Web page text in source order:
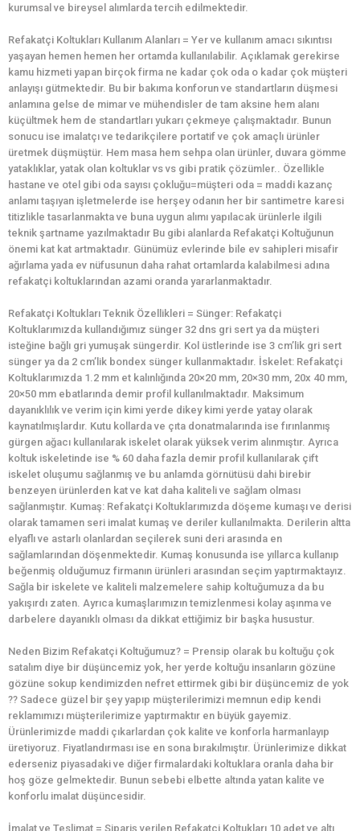
kurumsal ve bireysel alımlarda tercih edilmektedir.
Refakatçi Koltukları Kullanım Alanları = Yer ve kullanım amacı sıkıntısı
yaşayan hemen hemen her ortamda kullanılabilir. Açıklamak gerekirse
kamu hizmeti yapan birçok firma ne kadar çok oda o kadar çok müşteri
anlayışı gütmektedir. Bu bir bakıma konforun ve standartların düşmesi
anlamına gelse de mimar ve mühendisler de tam aksine hem alanı
küçültmek hem de standartları yukarı çekmeye çalışmaktadır. Bunun
sonucu ise imalatçı ve tedarikçilere portatif ve çok amaçlı ürünler
üretmek düşmüştür. Hem masa hem sehpa olan ürünler, duvara gömme
yataklıklar, yatak olan koltuklar vs vs gibi pratik çözümler.. Özellikle
hastane ve otel gibi oda sayısı çokluğu=müşteri oda = maddi kazanç
anlamı taşıyan işletmelerde ise herşey odanın her bir santimetre karesi
titizlikle tasarlanmakta ve buna uygun alımı yapılacak ürünlerle ilgili
teknik şartname yazılmaktadır Bu gibi alanlarda Refakatçi Koltuğunun
önemi kat kat artmaktadır. Günümüz evlerinde bile ev sahipleri misafir
ağırlama yada ev nüfusunun daha rahat ortamlarda kalabilmesi adına
refakatçi koltuklarından azami oranda yararlanmaktadır.
Refakatçi Koltukları Teknik Özellikleri = Sünger: Refakatçi
Koltuklarımızda kullandığımız sünger 32 dns gri sert ya da müşteri
isteğine bağlı gri yumuşak süngerdir. Kol üstlerinde ise 3 cm’lik gri sert
sünger ya da 2 cm’lik bondex sünger kullanmaktadır. İskelet: Refakatçi
Koltuklarımızda 1.2 mm et kalınlığında 20×20 mm, 20×30 mm, 20x 40 mm,
20×50 mm ebatlarında demir profil kullanılmaktadır. Maksimum
dayanıklılık ve verim için kimi yerde dikey kimi yerde yatay olarak
kaynatılmışlardır. Kutu kollarda ve çıta donatmalarında ise fırınlanmış
gürgen ağacı kullanılarak iskelet olarak yüksek verim alınmıştır. Ayrıca
koltuk iskeletinde ise % 60 daha fazla demir profil kullanılarak çift
iskelet oluşumu sağlanmış ve bu anlamda görnütüsü dahi birebir
benzeyen ürünlerden kat ve kat daha kaliteli ve sağlam olması
sağlanmıştır. Kumaş: Refakatçi Koltuklarımızda döşeme kumaşı ve derisi
olarak tamamen seri imalat kumaş ve deriler kullanılmakta. Derilerin altta
elyaflı ve astarlı olanlardan seçilerek suni deri arasında en
sağlamlarından döşenmektedir. Kumaş konusunda ise yıllarca kullanıp
beğenmiş olduğumuz firmanın ürünleri arasından seçim yaptırmaktayız.
Sağla bir iskelete ve kaliteli malzemelere sahip koltuğumuza da bu
yakışırdı zaten. Ayrıca kumaşlarımızın temizlenmesi kolay aşınma ve
darbelere dayanıklı olması da dikkat ettiğimiz bir başka husustur.
Neden Bizim Refakatçi Koltuğumuz? = Prensip olarak bu koltuğu çok
satalım diye bir düşüncemiz yok, her yerde koltuğu insanların gözüne
gözüne sokup kendimizden nefret ettirmek gibi bir düşüncemiz de yok
?? Sadece güzel bir şey yapıp müşterilerimizi memnun edip kendi
reklamımızı müşterilerimize yaptırmaktır en büyük gayemiz.
Ürünlerimizde maddi çıkarlardan çok kalite ve konforla harmanlayıp
üretiyoruz. Fiyatlandırması ise en sona bırakılmıştır. Ürünlerimize dikkat
ederseniz piyasadaki ve diğer firmalardaki koltuklara oranla daha bir
hoş göze gelmektedir. Bunun sebebi elbette altında yatan kalite ve
konforlu imalat düşüncesidir.
İmalat ve Teslimat = Sipariş verilen Refakatçi Koltukları 10 adet ve altı